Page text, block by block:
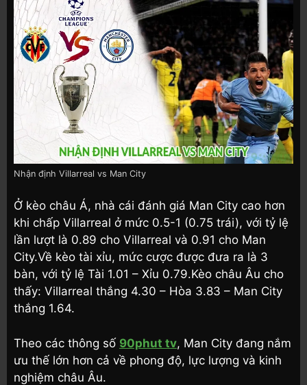
Nhận định Villarreal vs Man City
Ở kèo châu Á, nhà cái đánh giá Man City cao hơn
khi chấp Villarreal ở mức 0.5-1 (0.75 trái), với tỷ lệ
lần lượt là 0.89 cho Villarreal và 0.91 cho Man
City.Về kèo tài xỉu, mức cược được đưa ra là 3
bàn, với tỷ lệ Tài 1.01 – Xỉu 0.79.Kèo châu Âu cho
thấy: Villarreal thắng 4.30 – Hòa 3.83 – Man City
thắng 1.64.
Theo các thông số 90phut tv, Man City đang nắm
ưu thế lớn hơn cả về phong độ, lực lượng và kinh
nghiệm châu Âu.